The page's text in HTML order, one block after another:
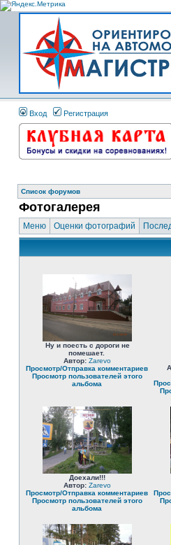
Вход Регистрация
Список форумов
Фотогалерея
Меню Оценки фотографий
Ну и поесть с дороги не
помешает.
Автор: Zarevo
Просмотр/Отправка комментариев
Просмотр пользователей этого
альбома
Доехали!!!
Автор: Zarevo
Просмотр/Отправка комментариев
Просмотр пользователей этого
альбома